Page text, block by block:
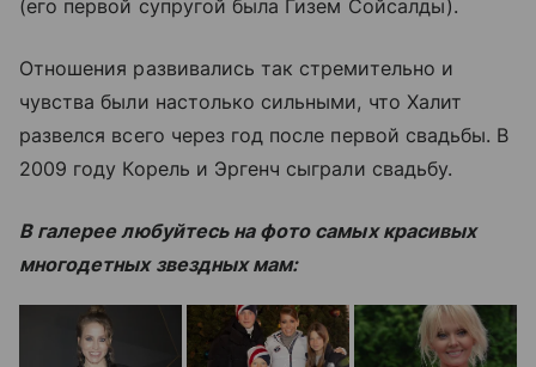
(его первой супругой была Гизем Сойсалды).
Отношения развивались так стремительно и
чувства были настолько сильными, что Халит
развелся всего через год после первой свадьбы. В
2009 году Корель и Эргенч сыграли свадьбу.
В галерее любуйтесь на фото самых красивых
многодетных звездных мам: